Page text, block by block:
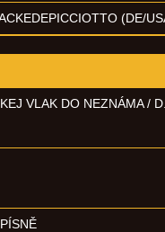
(DE/
VLAK DO NEZNÁMA /